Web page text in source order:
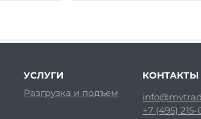
УСЛУГИ
Разгрузка и подъем
КОНТАКТЫ
+7 (495)